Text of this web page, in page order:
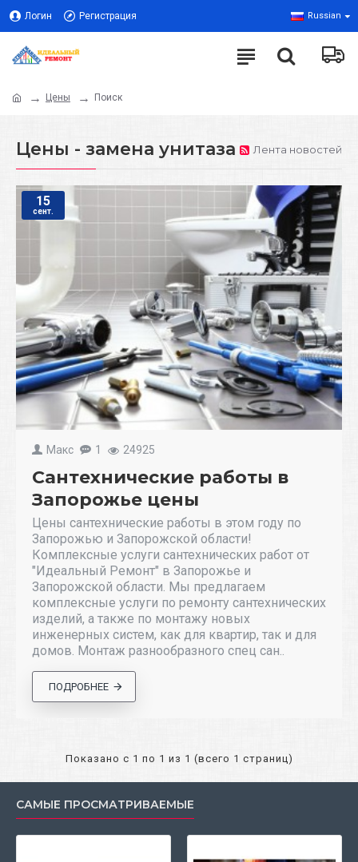
Логин Регистрация Russian
Цены Поиск
Цены - замена унитаза Лента новостей
15
сент.
Макс 1 24925
Сантехнические работы в
Запорожье цены
Цены сантехнические работы в этом году по
Запорожью и Запорожской области!
Комплексные услуги сантехнических работ от
"Идеальный Ремонт" в Запорожье и
Запорожской области. Мы предлагаем
комплексные услуги по ремонту сантехнических
изделий, а также по монтажу новых
инженерных систем, как для квартир, так и для
домов. Монтаж разнообразного спец сан..
ПОДРОБНЕЕ
Показано с 1 по 1 из 1 (всего 1 страниц)
САМЫЕ ПРОСМАТРИВАЕМЫЕ